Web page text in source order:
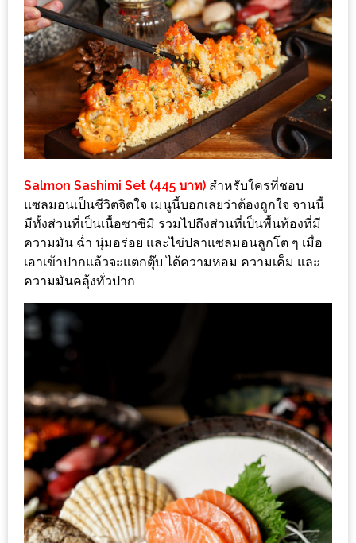
กระทะ
ทั่ว
เชียงใหม่
TOP30
ราคา
ไม่
เกิน
บาท
รีวิว
กับ
GIFTCODE!
ลายแทง
ความ
อร่อย
ทั่ว
เชียงใหม่
Salmon Sashimi Set (445 บาท) สำหรับใครที่ชอบ
แซลมอนเป็นชีวิตจิตใจ เมนูนี้บอกเลยว่าต้องถูกใจ จานนี้
มีทั้งส่วนที่เป็นเนื้อซาซิมิ รวมไปถึงส่วนที่เป็นพื้นท้องที่มี
ความมัน ฉ่ำ นุ่มอร่อย และไข่ปลาแซลมอนลูกโต ๆ เมื่อ
เอาเข้าปากแล้วจะแตกตุ๊บ ได้ความหอม ความเค็ม และ
ความมันคลุ้งทั่วปาก